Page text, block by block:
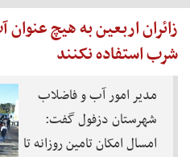
زائران اربعین به هیچ
شرب استفاده نکنند‌
مدیر امور آب و فاضلاب
شهرستان دزفول گفت:
امسال امکان تامین روزانه تا